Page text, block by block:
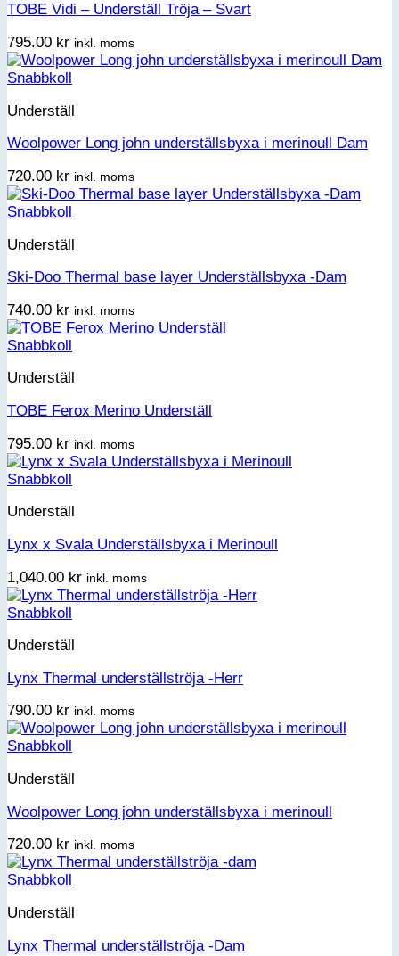
TOBE Vidi – Underställ Tröja – Svart
795.00 kr inkl. moms
Snabbkoll
Underställ
Woolpower Long john underställsbyxa i merinoull Dam
720.00 kr inkl. moms
Snabbkoll
Underställ
Ski-Doo Thermal base layer Underställsbyxa -Dam
740.00 kr inkl. moms
Snabbkoll
Underställ
TOBE Ferox Merino Underställ
795.00 kr inkl. moms
Snabbkoll
Underställ
Lynx x Svala Underställsbyxa i Merinoull
1,040.00 kr inkl. moms
Snabbkoll
Underställ
Lynx Thermal underställströja -Herr
790.00 kr inkl. moms
Snabbkoll
Underställ
Woolpower Long john underställsbyxa i merinoull
720.00 kr inkl. moms
Snabbkoll
Underställ
Lynx Thermal underställströja -Dam